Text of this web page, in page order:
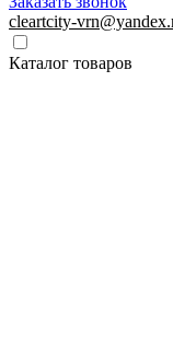
cleartcity-
Каталог товаров